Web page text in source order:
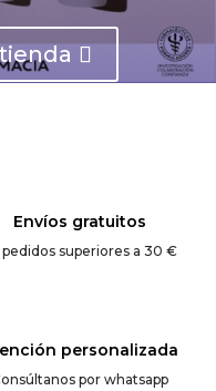
Envíos gratuitos
superiores a 30 €
personalizada
por whatsapp